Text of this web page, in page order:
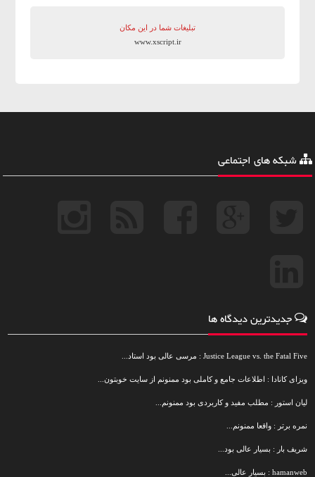
تبلیغات شما در این مکان
www.xscript.ir
شبکه های اجتماعی
جدیدترین دیدگاه ها
Justice League vs. the Fatal Five : مرسی عالی بود استاد...
ویزای کانادا : اطلاعات جامع و کاملی بود ممنونم از سایت خوبتون...
لیان استور : مطلب مفید و کاربردی بود ممنونم...
نمره برتر : واقعا ممنونم...
شریف بار : بسیار عالی بود...
hamanweb : بسیار عالی...